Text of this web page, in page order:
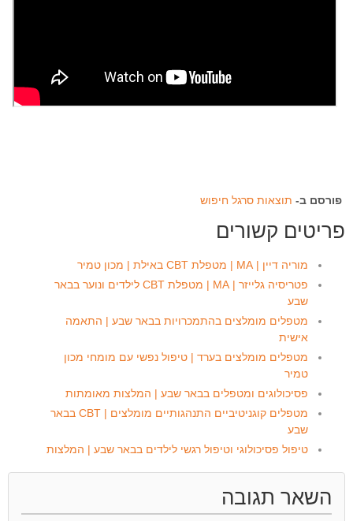
פורסם ב- תוצאות סרגל חיפוש
פריטים קשורים
מוריה דיין | MA | מטפלת CBT באילת | מכון טמיר
פטריסיה גלייזר | MA | מטפלת CBT לילדים ונוער בבאר
שבע
מטפלים מומלצים בהתמכרויות בבאר שבע | התאמה
אישית
מטפלים מומלצים בערד | טיפול נפשי עם מומחי מכון
טמיר
פסיכולוגים ומטפלים בבאר שבע | המלצות מאומתות
מטפלים קוגניטיביים התנהגותיים מומלצים | CBT בבאר
שבע
טיפול פסיכולוגי וטיפול רגשי לילדים בבאר שבע | המלצות
השאר תגובה